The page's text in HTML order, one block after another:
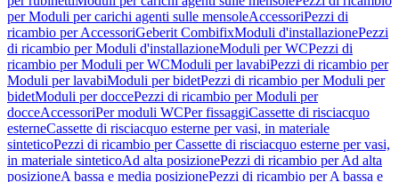
per Moduli per carichi agenti sulle mensoleAccessoriPezzi di
ricambio per AccessoriGeberit CombifixModuli d'installazionePezzi
di ricambio per Moduli d'installazioneModuli per WCPezzi di
ricambio per Moduli per WCModuli per lavabiPezzi di ricambio per
Moduli per lavabiModuli per bidetPezzi di ricambio per Moduli per
bidetModuli per doccePezzi di ricambio per Moduli per
docceAccessoriPer moduli WCPer fissaggiCassette di risciacquo
esterneCassette di risciacquo esterne per vasi, in materiale
sinteticoPezzi di ricambio per Cassette di risciacquo esterne per vasi,
in materiale sinteticoAd alta posizionePezzi di ricambio per Ad alta
posizioneA bassa e media posizionePezzi di ricambio per A bassa e